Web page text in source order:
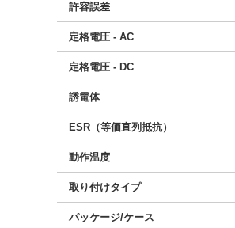
許容誤差
定格電圧 - AC
定格電圧 - DC
誘電体
ESR（等価直列抵抗）
動作温度
取り付けタイプ
パッケージ/ケース